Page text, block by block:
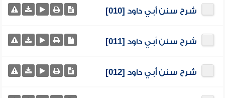
شرح سنن أبي داود [010]
شرح سنن أبي داود [011]
شرح سنن أبي داود [012]